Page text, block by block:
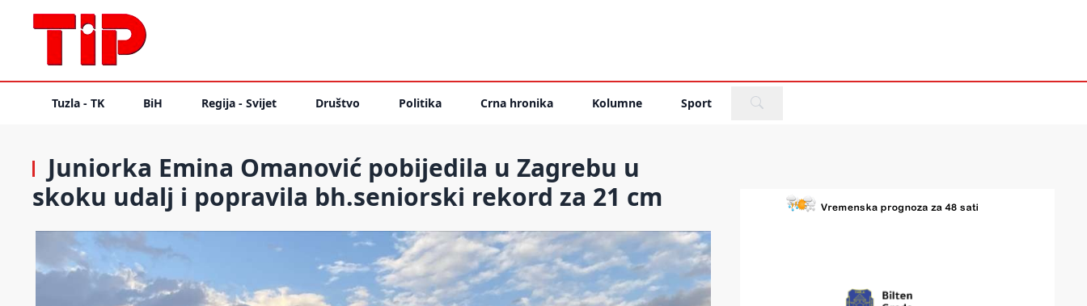
Tuzla - TK BiH Regija - Svijet Društvo Politika Crna hronika Kolumne Sport
Juniorka Emina Omanović pobijedila u Zagrebu u
skoku udalj i popravila bh.seniorski rekord za 21 cm